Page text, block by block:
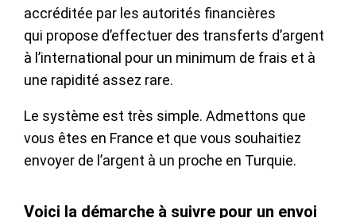
accréditée par les autorités financières
qui propose d’effectuer des transferts d’argent
à l’international pour un minimum de frais et à
une rapidité assez rare.
Le système est très simple. Admettons que
vous êtes en France et que vous souhaitiez
envoyer de l’argent à un proche en Turquie.
Voici la démarche à suivre pour un envoi